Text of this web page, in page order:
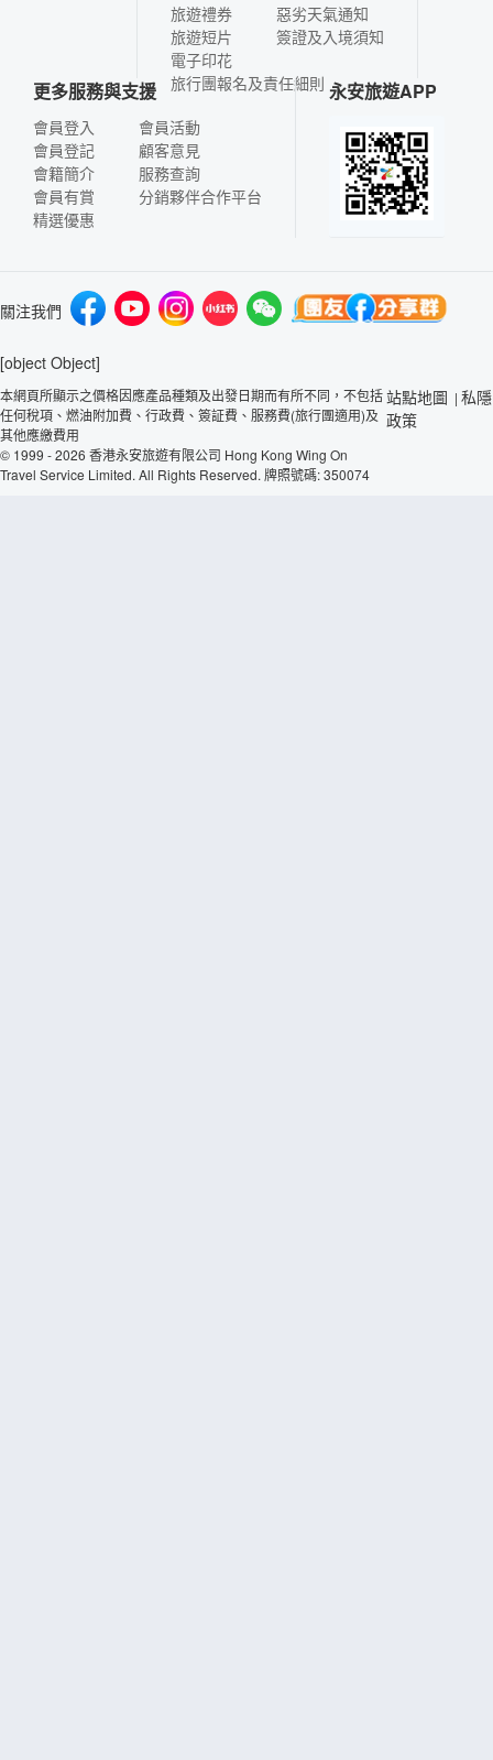
旅遊禮券
旅遊短片
電子印花
惡劣天氣通知
簽證及入境須知
旅行團報名及責任細則
更多服務與支援
會員登入
會員登記
會籍簡介
會員有賞
精選優惠
會員活動
顧客意見
服務查詢
分銷夥伴合作平台
永安旅遊APP
關注我們
[object Object]
本網頁所顯示之價格因應產品種類及出發日期而有所不同，不包括
任何稅項、燃油附加費、行政費、簽証費、服務費(旅行團適用)及
其他應繳費用
© 1999 - 2026 香港永安旅遊有限公司 Hong Kong Wing On
Travel Service Limited. All Rights Reserved. 牌照號碼: 350074
站點地圖 | 私隱
政策